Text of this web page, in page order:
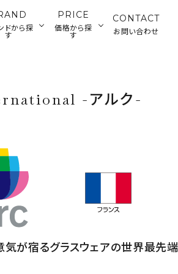
ェア
ドから探
す
PRICE
価格から探
す
CONTACT
お問い合わせ
-アルク-
が宿るグラスウェアの世界最先端